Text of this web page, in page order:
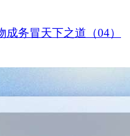
务冒天下之道（04）